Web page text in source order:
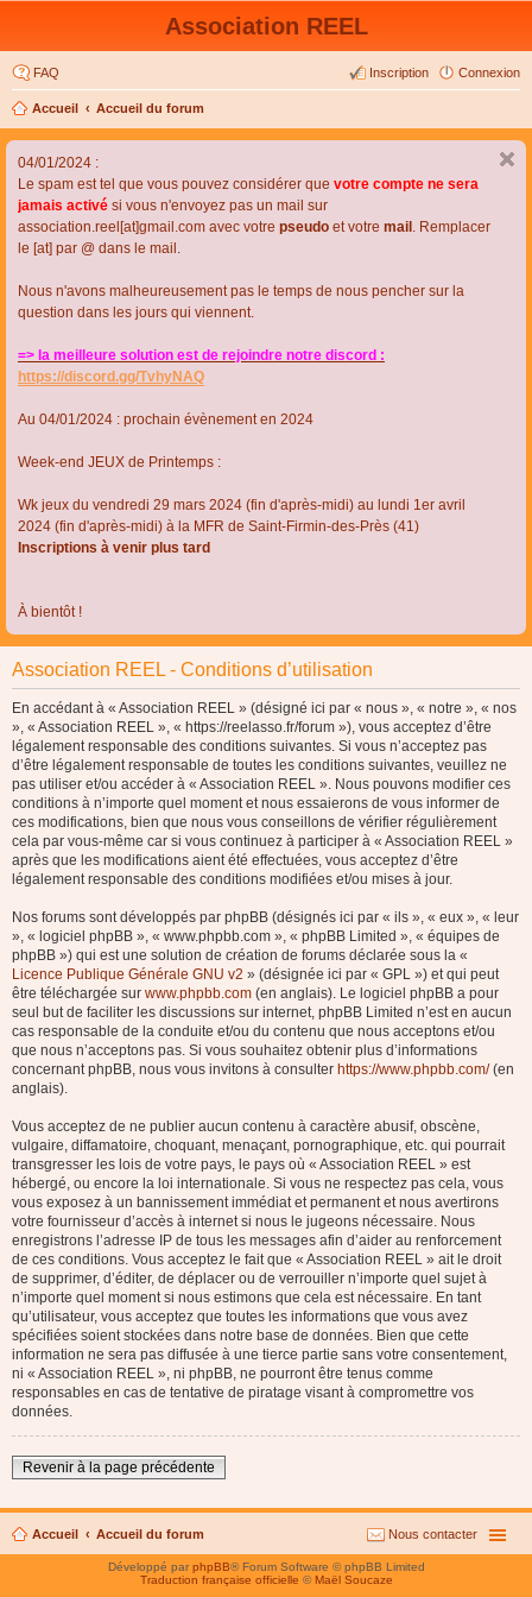
Association REEL
FAQ Connexion
Inscription
Accueil Accueil du forum
04/01/2024 :
Le spam est tel que vous pouvez considérer que votre compte ne sera
jamais activé si vous n'envoyez pas un mail sur
association.reel[at]gmail.com avec votre pseudo et votre mail . Remplacer
le [at] par @ dans le mail.
Nous n'avons malheureusement pas le temps de nous pencher sur la
question dans les jours qui viennent.
=> la meilleure solution est de rejoindre notre discord :
https://discord.gg/TvhyNAQ
Au 04/01/2024 : prochain évènement en 2024
Week-end JEUX de Printemps :
Wk jeux du vendredi 29 mars 2024 (fin d'après-midi) au lundi 1er avril
2024 (fin d'après-midi) à la MFR de Saint-Firmin-des-Près (41)
Inscriptions à venir plus tard
À bientôt !
Association REEL - Conditions d’utilisation
En accédant à « Association REEL » (désigné ici par « nous », « notre », « nos
», « Association REEL », « https://reelasso.fr/forum »), vous acceptez d’être
légalement responsable des conditions suivantes. Si vous n’acceptez pas
d’être légalement responsable de toutes les conditions suivantes, veuillez ne
pas utiliser et/ou accéder à « Association REEL ». Nous pouvons modifier ces
conditions à n’importe quel moment et nous essaierons de vous informer de
ces modifications, bien que nous vous conseillons de vérifier régulièrement
cela par vous-même car si vous continuez à participer à « Association REEL »
après que les modifications aient été effectuées, vous acceptez d’être
légalement responsable des conditions modifiées et/ou mises à jour.
Nos forums sont développés par phpBB (désignés ici par « ils », « eux », « leur
», « logiciel phpBB », « www.phpbb.com », « phpBB Limited », « équipes de
phpBB ») qui est une solution de création de forums déclarée sous la «
Licence Publique Générale GNU v2 » (désignée ici par « GPL ») et qui peut
être téléchargée sur www.phpbb.com (en anglais). Le logiciel phpBB a pour
seul but de faciliter les discussions sur internet, phpBB Limited n’est en aucun
cas responsable de la conduite et/ou du contenu que nous acceptons et/ou
que nous n’acceptons pas. Si vous souhaitez obtenir plus d’informations
concernant phpBB, nous vous invitons à consulter https://www.phpbb.com/(en
anglais).
Vous acceptez de ne publier aucun contenu à caractère abusif, obscène,
vulgaire, diffamatoire, choquant, menaçant, pornographique, etc. qui pourrait
transgresser les lois de votre pays, le pays où « Association REEL » est
hébergé, ou encore la loi internationale. Si vous ne respectez pas cela, vous
vous exposez à un bannissement immédiat et permanent et nous avertirons
votre fournisseur d’accès à internet si nous le jugeons nécessaire. Nous
enregistrons l’adresse IP de tous les messages afin d’aider au renforcement
de ces conditions. Vous acceptez le fait que « Association REEL » ait le droit
de supprimer, d’éditer, de déplacer ou de verrouiller n’importe quel sujet à
n’importe quel moment si nous estimons que cela est nécessaire. En tant
qu’utilisateur, vous acceptez que toutes les informations que vous avez
spécifiées soient stockées dans notre base de données. Bien que cette
information ne sera pas diffusée à une tierce partie sans votre consentement,
ni « Association REEL », ni phpBB, ne pourront être tenus comme
responsables en cas de tentative de piratage visant à compromettre vos
données.
Revenir à la page précédente
Accueil Accueil du forum Nous contacter
Développé parphpBB® Forum Software © phpBB Limited
Traduction française officielle © Maël Soucaze